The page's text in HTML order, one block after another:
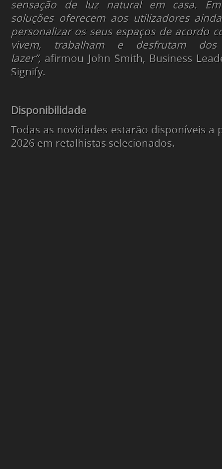
sensação de luz natural em casa.
soluções oferecem aos utilizadores
personalizar os seus espaços de acordo
vivem, trabalham e desfrutam
lazer”, afirmou John Smith, Business
Signify.
Disponibilidade
Todas as novidades estarão disponíveis a
2026 em retalhistas selecionados.